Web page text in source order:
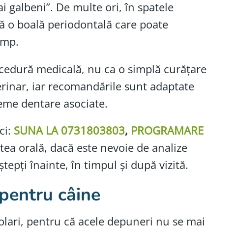
galbeni”. De multe ori, în spatele
boală periodontală care poate
medicală, nu ca o simplă curățare
iar recomandările sunt adaptate
dentare asociate.
SUNA LA 0731803803, PROGRAMARE
orală, dacă este nevoie de analize
înainte, în timpul și după vizită.
câine
pentru că acele depuneri nu se mai